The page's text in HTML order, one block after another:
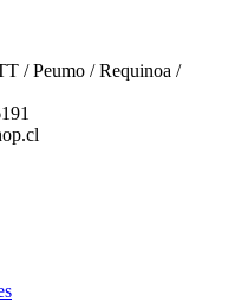
/ Peumo / Requinoa /